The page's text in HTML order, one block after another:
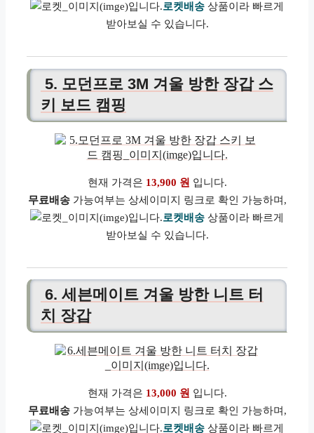
로켓배송 상품이라 빠르게
받아보실 수 있습니다.
5. 모던프로 3M 겨울 방한 장갑 스
키 보드 캠핑
현재 가격은 13,900 원 입니다.
무료배송가능여부는 상세이미지 링크로 확인 가능하며,
로켓배송 상품이라 빠르게
받아보실 수 있습니다.
6. 세븐메이트 겨울 방한 니트 터
치 장갑
현재 가격은 13,000 원 입니다.
무료배송가능여부는 상세이미지 링크로 확인 가능하며,
로켓배송 상품이라 빠르게